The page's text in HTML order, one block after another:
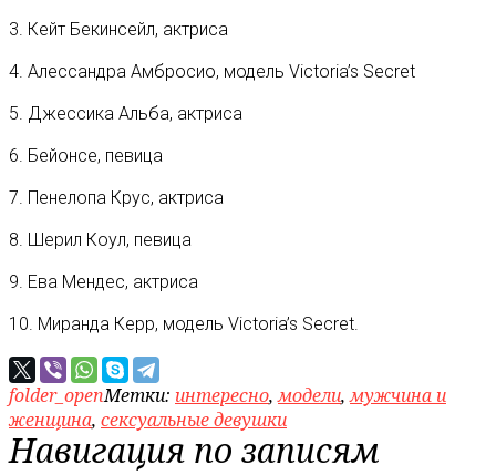
3. Кейт Бекинсейл, актриса
4. Алессандра Амбросио, модель Victoria’s Secret
5. Джессика Альба, актриса
6. Бейонсе, певица
7. Пенелопа Крус, актриса
8. Шерил Коул, певица
9. Ева Мендес, актриса
10. Миранда Керр, модель Victoria’s Secret.
folder_openМетки: интересно,модели,мужчина и
женщина, сексуальные девушки
Навигация по записям